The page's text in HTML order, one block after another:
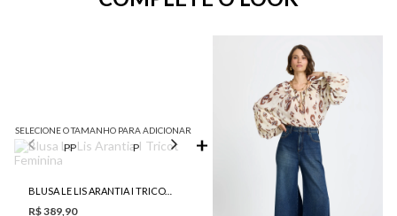
SELECIONE O TAMANHO PARA ADICIONAR
PP P M
BLUSA LE LIS ARANTIA I TRICOT FEMININA
R$ 389,90